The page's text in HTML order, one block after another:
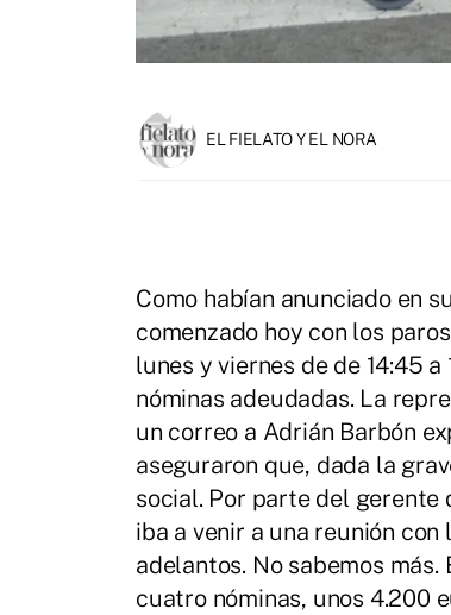
EL FIELATO Y EL NORA
Como habían anunciado en
comenzado hoy con los
lunes y viernes de de 14:45
nóminas adeudadas. La
un correo a Adrián Barbón
aseguraron que, dada la
social. Por parte del gerente
iba a venir a una reunión
adelantos. No sabemos
cuatro nóminas, unos 4.200